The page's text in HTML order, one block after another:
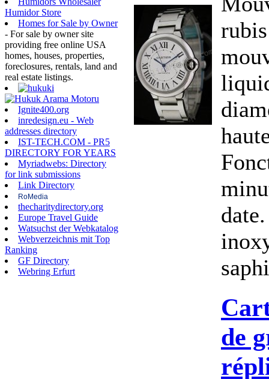
Humidor Store
Homes for Sale by Owner
- For sale by owner site
providing free online USA
homes, houses, properties,
foreclosures, rentals, land and
real estate listings.
Ignite400.org
inredesign.eu - Web
addresses directory
IST-TECH.COM - PR5
DIRECTORY FOR YEARS
Myriadwebs: Directory
for link submissions
Link Directory
RoMedia
thecharitydirectory.org
Europe Travel Guide
Watsuchst der Webkatalog
Webverzeichnis mit Top
Ranking
GF Directory
Webring Erfurt
de